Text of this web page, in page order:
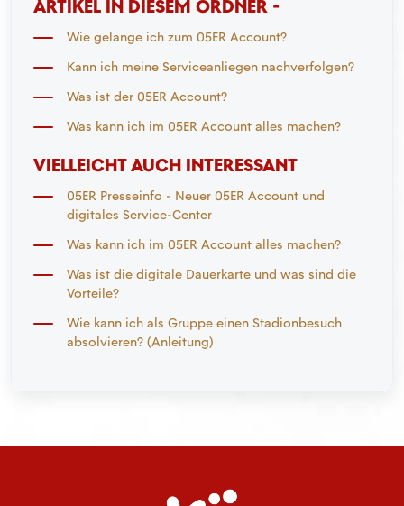
ARTIKEL IN DIESEM ORDNER -
Wie gelange ich zum 05ER Account?
Kann ich meine Serviceanliegen nachverfolgen?
Was ist der 05ER Account?
Was kann ich im 05ER Account alles machen?
VIELLEICHT AUCH INTERESSANT
05ER Presseinfo - Neuer 05ER Account und
digitales Service-Center
Was kann ich im 05ER Account alles machen?
Was ist die digitale Dauerkarte und was sind die
Vorteile?
Wie kann ich als Gruppe einen Stadionbesuch
absolvieren? (Anleitung)